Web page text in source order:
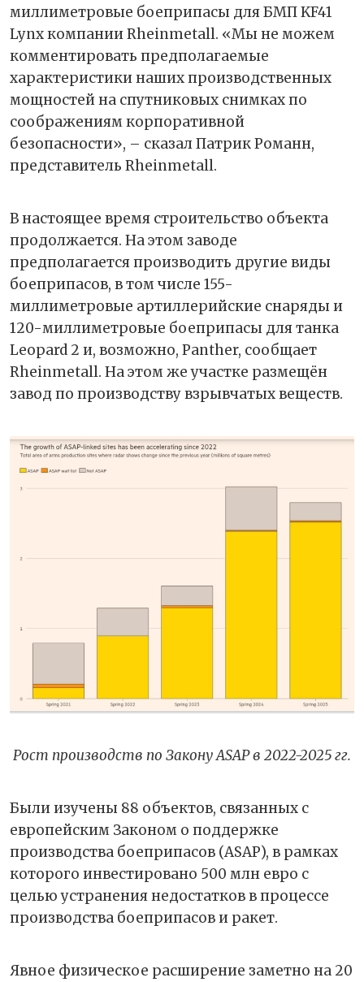
миллиметровые боеприпасы для БМП KF41
Lynx компании Rheinmetall. «Мы не можем
комментировать предполагаемые
характеристики наших производственных
мощностей на спутниковых снимках по
соображениям корпоративной
безопасности», – сказал Патрик Романн,
представитель Rheinmetall.
В настоящее время строительство объекта
продолжается. На этом заводе
предполагается производить другие виды
боеприпасов, в том числе 155-
миллиметровые артиллерийские снаряды и
120-миллиметровые боеприпасы для танка
Leopard 2 и, возможно, Panther, сообщает
Rheinmetall. На этом же участке размещён
завод по производству взрывчатых веществ.
Рост производств по Закону ASAP в 2022-2025 гг.
Были изучены 88 объектов, связанных с
европейским Законом о поддержке
производства боеприпасов (ASAP), в рамках
которого инвестировано 500 млн евро с
целью устранения недостатков в процессе
производства боеприпасов и ракет.
Явное физическое расширение заметно на 20